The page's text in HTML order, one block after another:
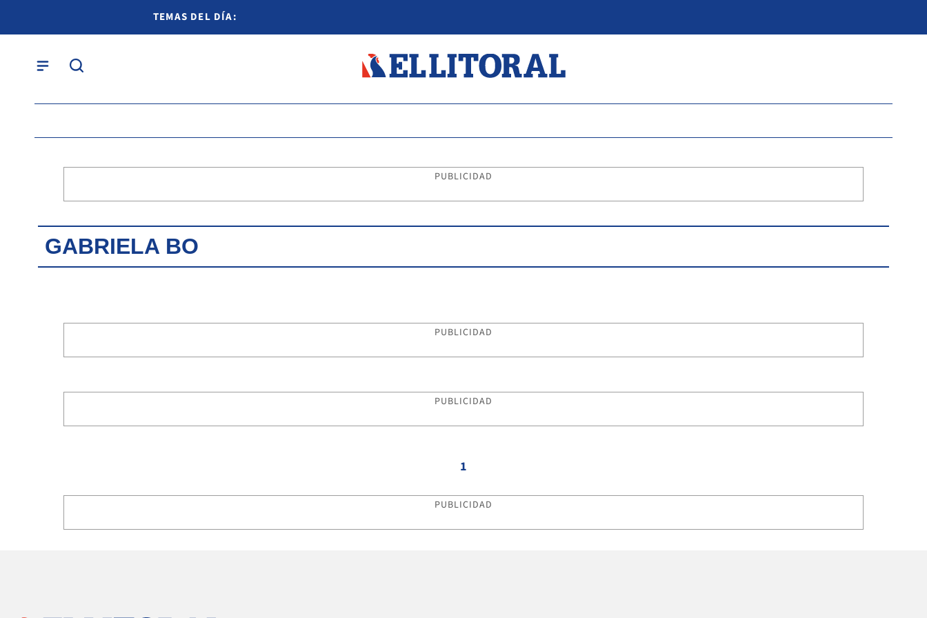
TEMAS DEL DÍA:
PUBLICIDAD
GABRIELA BO
PUBLICIDAD
PUBLICIDAD
1
PUBLICIDAD